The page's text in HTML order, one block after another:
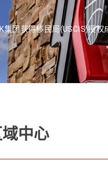
集团获得移民局(USCIS)授
中心